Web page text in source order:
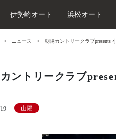
伊勢崎オート 浜松オート
ニュース 朝陽カントリークラブpresents
ントリークラブ
山陽